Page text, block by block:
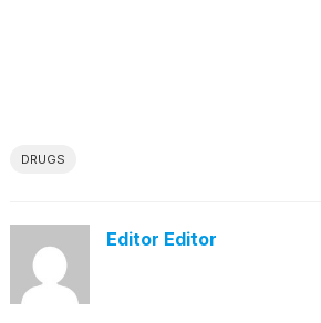
DRUGS
Editor Editor